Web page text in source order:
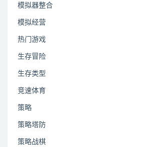
模拟器整合
模拟经营
热门游戏
生存冒险
生存类型
竞速体育
策略
策略塔防
策略战棋